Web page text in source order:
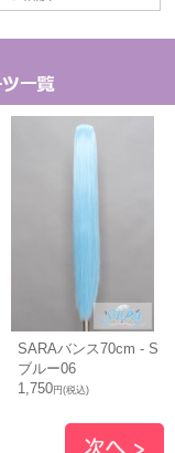
SARAバンス70cm - S
ブルー06
1,750円(税込)